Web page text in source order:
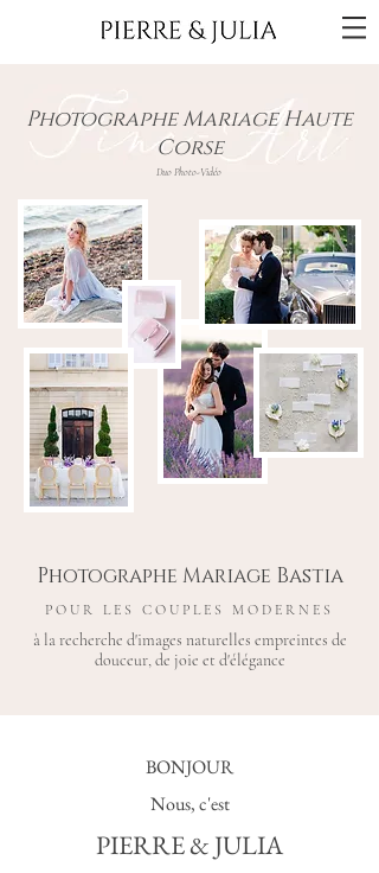
Photographe Mariage Haute
Corse
Duo Photo-Vidéo
Photographe Mariage Bastia
POUR LES COUPLES MODERNES
à la recherche d'images naturelles empreintes de
douceur, de joie et d'élégance
BONJOUR
Nous, c'est
PIERRE & JULIA